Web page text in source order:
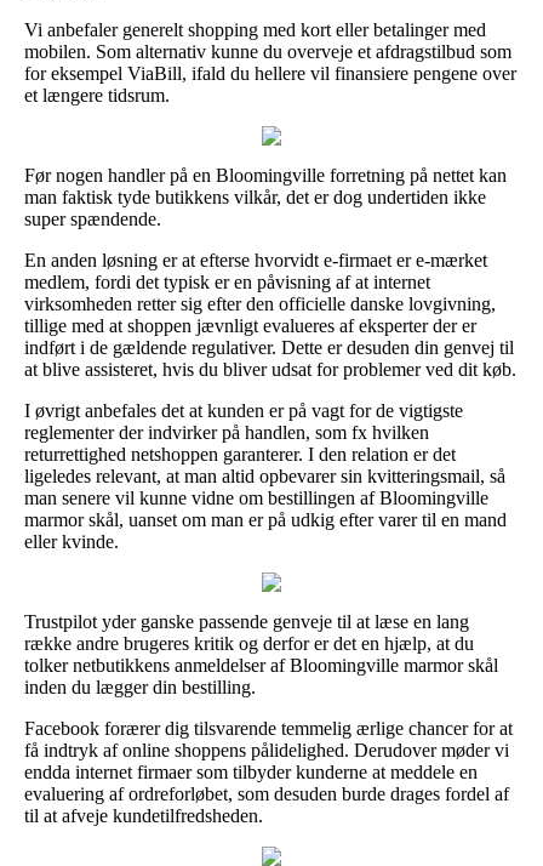
Vi anbefaler generelt shopping med kort eller betalinger med
mobilen. Som alternativ kunne du overveje et afdragstilbud som
for eksempel ViaBill, ifald du hellere vil finansiere pengene over
et længere tidsrum.
Før nogen handler på en Bloomingville forretning på nettet kan
man faktisk tyde butikkens vilkår, det er dog undertiden ikke
super spændende.
En anden løsning er at efterse hvorvidt e-firmaet er e-mærket
medlem, fordi det typisk er en påvisning af at internet
virksomheden retter sig efter den officielle danske lovgivning,
tillige med at shoppen jævnligt evalueres af eksperter der er
indført i de gældende regulativer. Dette er desuden din genvej til
at blive assisteret, hvis du bliver udsat for problemer ved dit køb.
I øvrigt anbefales det at kunden er på vagt for de vigtigste
reglementer der indvirker på handlen, som fx hvilken
returrettighed netshoppen garanterer. I den relation er det
ligeledes relevant, at man altid opbevarer sin kvitteringsmail, så
man senere vil kunne vidne om bestillingen af Bloomingville
marmor skål, uanset om man er på udkig efter varer til en mand
eller kvinde.
Trustpilot yder ganske passende genveje til at læse en lang
række andre brugeres kritik og derfor er det en hjælp, at du
tolker netbutikkens anmeldelser af Bloomingville marmor skål
inden du lægger din bestilling.
Facebook forærer dig tilsvarende temmelig ærlige chancer for at
få indtryk af online shoppens pålidelighed. Derudover møder vi
endda internet firmaer som tilbyder kunderne at meddele en
evaluering af ordreforløbet, som desuden burde drages fordel af
til at afveje kundetilfredsheden.